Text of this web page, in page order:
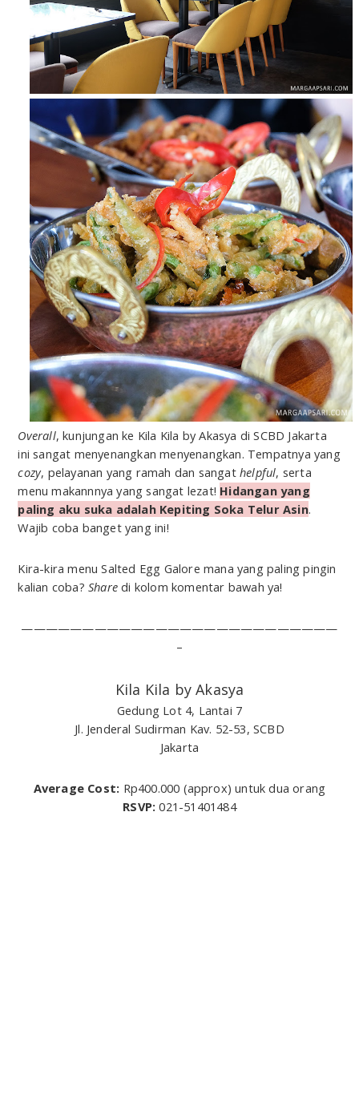
Overall, kunjungan ke Kila Kila by Akasya di SCBD Jakarta
ini sangat menyenangkan menyenangkan. Tempatnya yang
cozy, pelayanan yang ramah dan sangathelpful, serta
menu makannnya yang sangat lezat! Hidangan yang
paling aku suka adalah Kepiting Soka Telur Asin.
Wajib coba banget yang ini!
Kira-kira menu Salted Egg Galore mana yang paling pingin
kalian coba? Share di kolom komentar bawah ya!
——————————————————————————
–
Kila Kila by Akasya
Gedung Lot 4, Lantai 7
Jl. Jenderal Sudirman Kav. 52-53, SCBD
Jakarta
Average Cost: Rp400.000 (approx) untuk dua orang
RSVP: 021-51401484